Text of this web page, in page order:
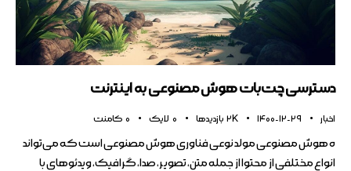
دسترسی چت‌بات هوش مصنوعی به اینترنت
اخبار 1400-12-29
2K بازدیدها 0 لایک 0 کامنت
ه هوش مصنوعی مولد نوعی فناوری هوش مصنوعی است که می‌تواند
انواع مختلفی از محتوا از جمله متن، تصویر، صدا، گرافیک، ویدئوهای با